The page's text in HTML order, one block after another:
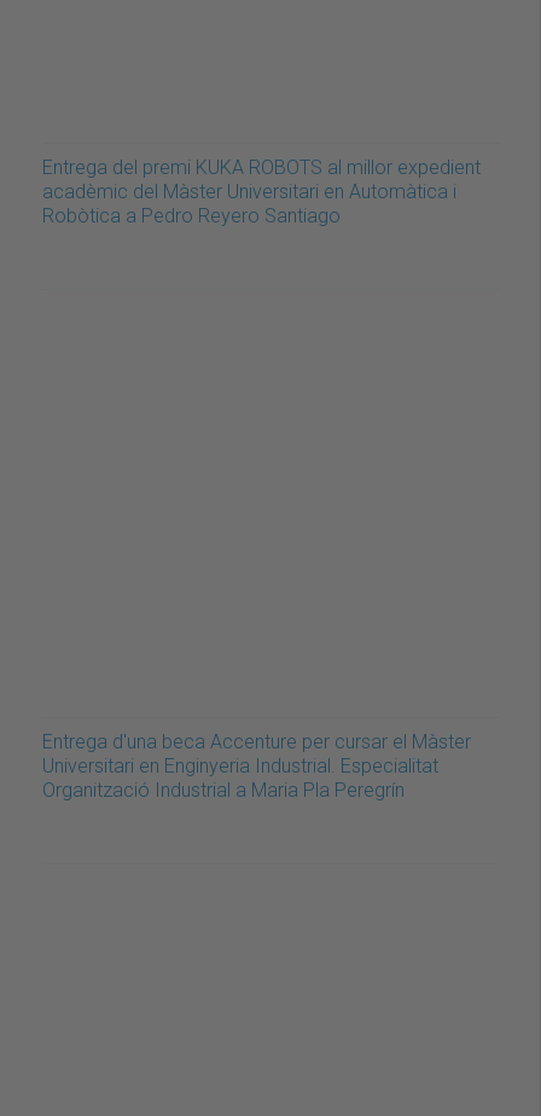
Entrega del premi KUKA ROBOTS al millor expedient
acadèmic del Màster Universitari en Automàtica i
Robòtica a Pedro Reyero Santiago
Entrega d'una beca Accenture per cursar el Màster
Universitari en Enginyeria Industrial. Especialitat
Organització Industrial a Maria Pla Peregrín